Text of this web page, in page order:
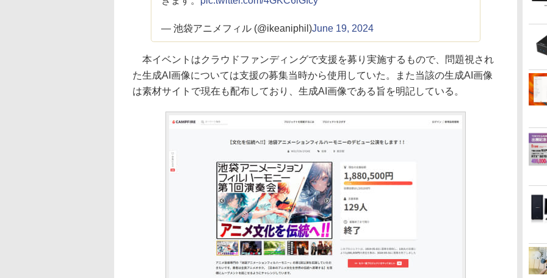
— 池袋アニメフィル (@ikeaniphil)June 19, 2024
本イベントはクラウドファンディングで支援を募り実施するもので、問題視され
た生成AI画像については支援の募集当時から使用していた。また当該の生成AI画像
は素材サイトで現在も配布しており、生成AI画像である旨を明記している。